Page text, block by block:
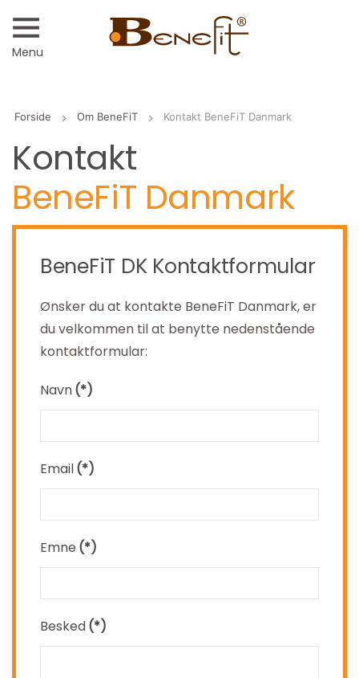
Menu
Forside Om BeneFiT Kontakt BeneFiT Danmark
Kontakt
BeneFiT Danmark
BeneFiT DK Kontaktformular
Ønsker du at kontakte BeneFiT Danmark, er
du velkommen til at benytte nedenstående
kontaktformular:
Navn(*)
Email(*)
Emne (*)
Besked(*)